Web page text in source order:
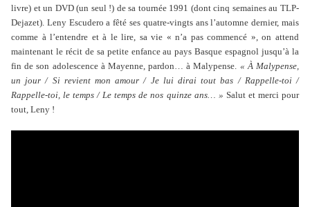
livre) et un DVD (un seul !) de sa tournée 1991 (dont cinq semaines au TLP-
Dejazet). Leny Escudero a fêté ses quatre-vingts ans l’automne dernier, mais
comme à l’entendre et à le lire, sa vie « n’a pas commencé », on attend
maintenant le récit de sa petite enfance au pays Basque espagnol jusqu’à la
fin de son adolescence à Mayenne, pardon… à Malypense. « À Malypense,
un jour / Si revient mon amour / Je lui dirai tout bas / Rappelle-toi /
Rappelle-toi, le temps / Le temps de nos quinze ans… » Salut et merci pour
tout, Leny !